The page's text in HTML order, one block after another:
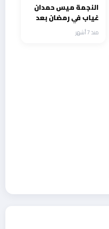
النجمة ميس حمدان
غياب في رمضان بعد
قلبي ومفتاحهمنذ 7 أشهر